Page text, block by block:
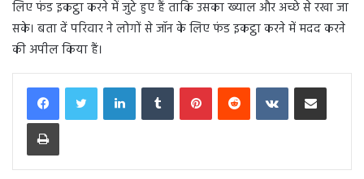
लिए फंड इकट्ठा करने में जुटे हुए हैं ताकि उसका ख्याल और अच्छे से रखा जा
सके। बता दें परिवार ने लोगों से जॉन के लिए फंड इकट्ठा करने में मदद करने
की अपील किया हैं।
LinkedInTumblr PinterestReddit VKontakteShare via Email
Print